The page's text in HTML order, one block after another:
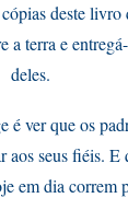
deste livro
a terra e
deles.
é ver que os
aos seus fiéis. E
em dia correm